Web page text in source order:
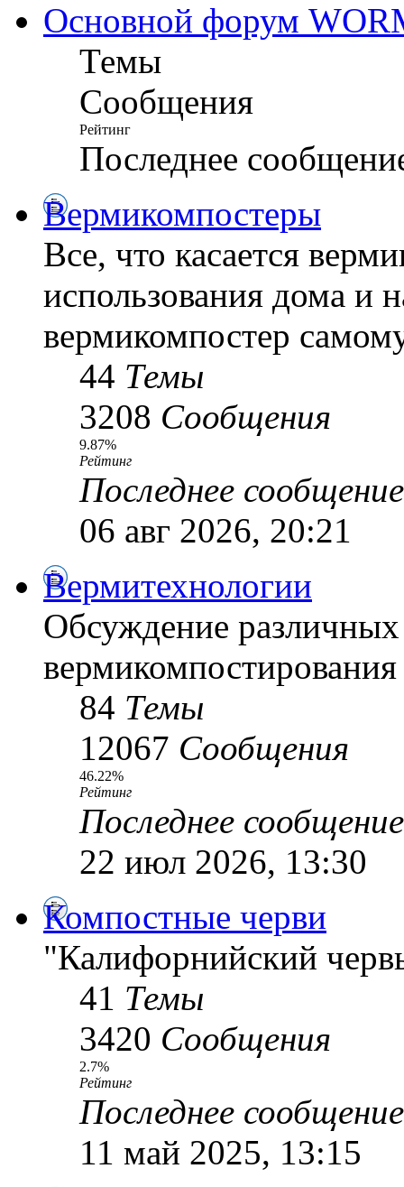
Основной форум
Темы
Сообщения
Рейтинг
Последнее
Вермикомпостеры
Все, что касается
использования дома и
вермикомпостер
44 Темы
3208 Сообщения
9.87%
Рейтинг
Последнее сообщение
06 авг 2026, 20:21
Вермитехнологии
Обсуждение различных
вермикомпостирования
84 Темы
12067 Сообщения
46.22%
Рейтинг
Последнее сообщение
22 июл 2026, 13:30
Компостные черви
"Калифорнийский
41 Темы
3420 Сообщения
2.7%
Рейтинг
Последнее сообщение
11 май 2025, 13:15